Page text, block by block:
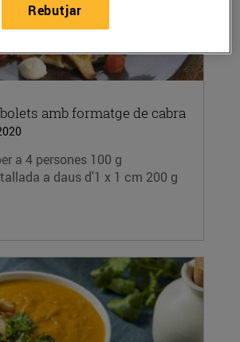
amb formatge de cabra
a 4 persones 100 g
a daus d'1 x 1 cm 200 g
Rebutjar